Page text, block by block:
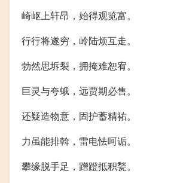
崎岖上轩昂，始得观览富。
行行将遂穷，岭陆烦互走。
勃然思坼裂，拥掩难恕宥。
巨灵与夸蛾，远贾期必售。
还疑造物意，固护蓄精祐。
力虽能排斡，雷电怯呵诟。
攀缘脱手足，蹭蹬抵积甃。